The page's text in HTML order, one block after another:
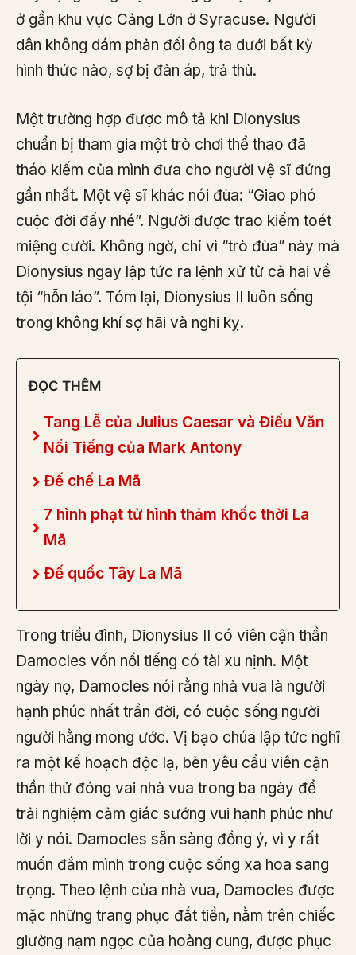
ở gần khu vực Cảng Lớn ở Syracuse. Người
dân không dám phản đối ông ta dưới bất kỳ
hình thức nào, sợ bị đàn áp, trả thù.
Một trường hợp được mô tả khi Dionysius
chuẩn bị tham gia một trò chơi thể thao đã
tháo kiếm của mình đưa cho người vệ sĩ đứng
gần nhất. Một vệ sĩ khác nói đùa: “Giao phó
cuộc đời đấy nhé”. Người được trao kiếm toét
miệng cười. Không ngờ, chỉ vì “trò đùa” này mà
Dionysius ngay lập tức ra lệnh xử tử cả hai về
tội “hỗn láo”. Tóm lại, Dionysius II luôn sống
trong không khí sợ hãi và nghi kỵ.
ĐỌC THÊM
Tang Lễ của Julius Caesar và Điếu Văn
Nổi Tiếng của Mark Antony
Đế chế La Mã
7 hình phạt tử hình thảm khốc thời La
Mã
Đế quốc Tây La Mã
Trong triều đình, Dionysius II có viên cận thần
Damocles vốn nổi tiếng có tài xu nịnh. Một
ngày nọ, Damocles nói rằng nhà vua là người
hạnh phúc nhất trần đời, có cuộc sống người
người hằng mong ước. Vị bạo chúa lập tức nghĩ
ra một kế hoạch độc lạ, bèn yêu cầu viên cận
thần thử đóng vai nhà vua trong ba ngày để
trải nghiệm cảm giác sướng vui hạnh phúc như
lời y nói. Damocles sẵn sàng đồng ý, vì y rất
muốn đắm mình trong cuộc sống xa hoa sang
trọng. Theo lệnh của nhà vua, Damocles được
mặc những trang phục đắt tiền, nằm trên chiếc
giường nạm ngọc của hoàng cung, được phục